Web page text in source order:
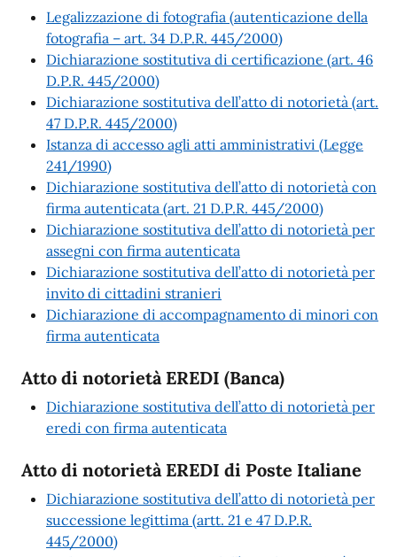
Legalizzazione di fotografia (autenticazione della
fotografia – art. 34 D.P.R. 445/2000)
Dichiarazione sostitutiva di certificazione (art. 46
D.P.R. 445/2000)
Dichiarazione sostitutiva dell’atto di notorietà (art.
47 D.P.R. 445/2000)
Istanza di accesso agli atti amministrativi (Legge
241/1990)
Dichiarazione sostitutiva dell’atto di notorietà con
firma autenticata (art. 21 D.P.R. 445/2000)
Dichiarazione sostitutiva dell’atto di notorietà per
assegni con firma autenticata
Dichiarazione sostitutiva dell’atto di notorietà per
invito di cittadini stranieri
Dichiarazione di accompagnamento di minori con
firma autenticata
Atto di notorietà EREDI (Banca)
Dichiarazione sostitutiva dell’atto di notorietà per
eredi con firma autenticata
Atto di notorietà EREDI di Poste Italiane
Dichiarazione sostitutiva dell’atto di notorietà per
successione legittima (artt. 21 e 47 D.P.R.
445/2000)